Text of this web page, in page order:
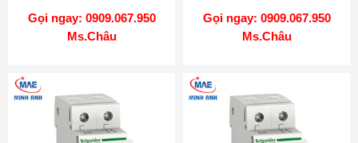
Gọi ngay: 0909.067.950
Ms.Châu
Gọi ngay: 0909.067.950
Ms.Châu